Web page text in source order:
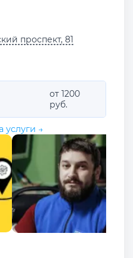
проспект, 81
от 1200
руб.
услуги →